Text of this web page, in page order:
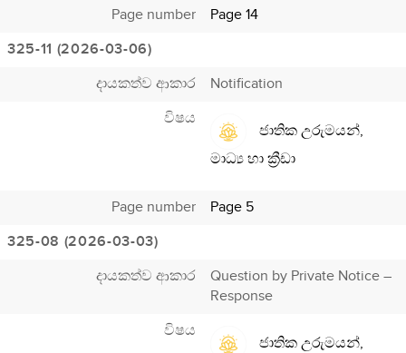
Page number
Page 14
325-11 (2026-03-06)
දායකත්ව ආකාර
Notification
විෂය
ජාතික උරුමයන්,
මාධ්‍ය හා ක්‍රීඩා
Page number
Page 5
325-08 (2026-03-03)
දායකත්ව ආකාර
Question by Private Notice –
Response
විෂය
ජාතික උරුමයන්,